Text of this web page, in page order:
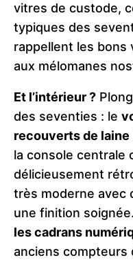
vitres de custode,
typiques des
rappellent les bons
aux mélomanes
Et l’intérieur ?
des seventies : le
recouverts de laine
la console centrale
délicieusement
très moderne avec
une finition
les cadrans
anciens compteurs